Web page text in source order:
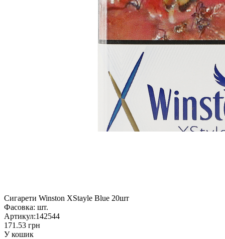
Сигарети Winston XStayle Blue 20шт
Фасовка: шт.
Артикул:142544
171.53 грн
У кошик